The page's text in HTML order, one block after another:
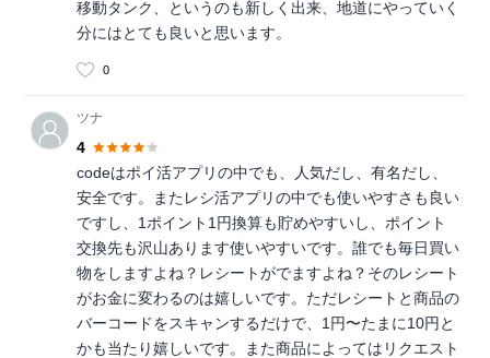
移動タンク、というのも新しく出来、地道にやっていく
分にはとても良いと思います。
0
ツナ
4
codeはポイ活アプリの中でも、人気だし、有名だし、
安全です。またレシ活アプリの中でも使いやすさも良い
ですし、1ポイント1円換算も貯めやすいし、ポイント
交換先も沢山あります使いやすいです。誰でも毎日買い
物をしますよね？レシートがでますよね？そのレシート
がお金に変わるのは嬉しいです。ただレシートと商品の
バーコードをスキャンするだけで、1円〜たまに10円と
かも当たり嬉しいです。また商品によってはリクエスト